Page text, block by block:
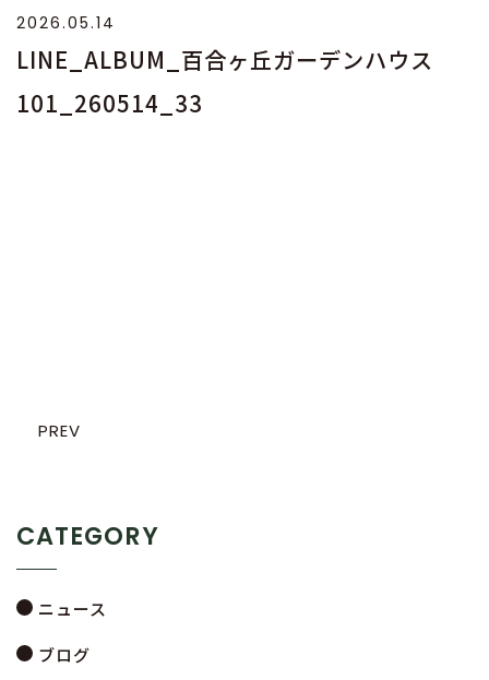
2026.05.14
LINE_ALBUM_百合ヶ丘ガーデンハウス
101_260514_33
PREV
CATEGORY
ニュース
ブログ